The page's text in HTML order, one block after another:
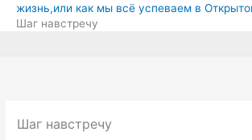
жизнь,или как мы всё успеваем в
Шаг навстречу
Шаг навстречу